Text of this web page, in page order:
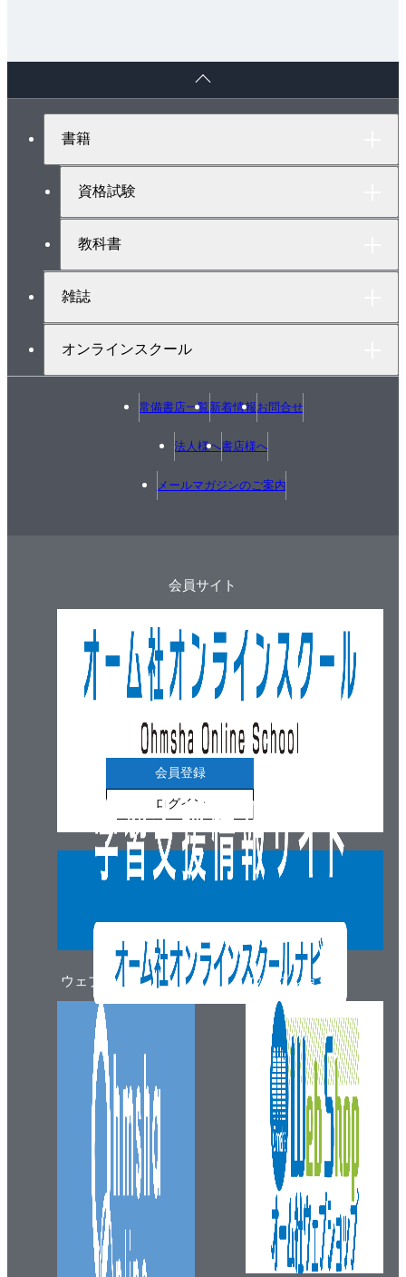
書籍
資格試験
教科書
雑誌
オンラインスクール
常備書店一覧新着情報お問合せ
法人様へ書店様へ
メールマガジンのご案内
ウェブマガジン
会員サイト
会員登録
ログイン
ウェブショップ